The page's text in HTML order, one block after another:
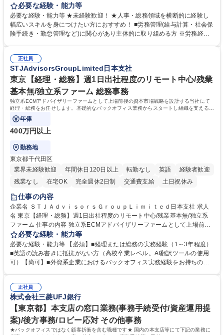
任せいたします。将来は総務・採用・教育業務へ守備範囲を広げ、組織運
営を支えるゼネラリストをめざせます。 ・初期業務：労働時間管理、給与
計算、社会保険対応、福利厚生管理、安全衛生、健康経営推進等をお任せ
します。ご経験に応じて、休職者管理など、幅広く経験を積んでいただき
幅広く経験を積みたい意欲がある方に最適な環境です。 募集職種 【総
務・人事】未経験歓迎/日立グループ/組織運営を支えるゼネラリストを目
指す
必要な経験・能力等
必要な経験・能力等 ★未経験歓迎！ ★人事・総務領域を横断的に経験し
幅広いスキルを身につけたい方におすすめ！ ■労務管理(給与計算・社会保
険手続き・勤怠管理など)に関心があり主体的に取り組める方 ※労務経験
のご経験 ■労務管理（給与計算・社会保険手続き・勤怠管理など）の経験
■衛生管理者の資格をお持ちの方 学歴・資格 学歴：大学院 大学 高専 短大
専修学校 高校 語学力： 資格：
正社員
STJAdvisorsGroupLimited日本支社
東京【経理・総務】週1日出社程度のリモート中心/残業
基本無/独立系ファーム 総務事務
独立系ECMアドバイザリーファームとして上場前後の資本市場戦略を設計する当社にて
経理・総務をお任せします。基礎的なバックオフィス業務からスタートし組織を支える専
任担当として広く活躍できる環境です。
年俸
400万円以上
勤務地
東京都千代田区
業界未経験歓迎
年間休日120日以上 転勤なし 英語
経験者歓迎
残業なし
在宅OK 完全週休2日制 交通費支給 土日祝休み
仕事の内容
企業名 ＳＴＪＡｄｖｉｓｏｒｓＧｒｏｕｐＬｉｍｉｔｅｄ日本支社 求人
名 東京【経理・総務】週1日出社程度のリモート中心/残業基本無/独立系
ファーム 仕事の内容 独立系ECMアドバイザリーファームとして上場前後
の資本市場戦略を設計する当社にて経理・総務をお任せします。基礎的な
バックオフィス業務からスタートし組織を支える専任担当として広く活躍
できる環境です。 ■日常経理、月次および年次決算サポート業務 ■本国
（グローバル）との英文メール対応（AI翻訳ツール等を使用しての対応で
業務をお任せします。残業も基本的には発生せず、ご自身のペースで業務
を進めやすく定着率の高い環境です。 募集職種 東京【経理・総務】週1日
出社程度のリモート中心/残業基本無/独立系ファーム
必要な経験・能力等
必要な経験・能力等 【必須】■経理または総務の実務経験（1～3年程度）
■英語の読み書きに抵抗がない方（高校卒業レベル。AI翻訳ツールの使用
可）【尚可】■外資系企業におけるバックオフィス実務経験をお持ちの方
【働き方について】現在は週4日程度の在宅勤務を実施しており、ワーク
ライフバランスを重視する方に最適な環境です（フルリモートも面接で相
談可）。【求める人物像】幅広いバックオフィス業務に柔軟に対応でき、
社内外と円滑にコミュニケーションを取りながら業務を推進できる方 学
歴・資格 学歴：大学院 大学 高専 短大 専修学校 高校 語学力： 資格：
正社員
株式会社三菱UFJ銀行
【東京都】本支店の窓口業務(事務手続受付/資産運用提
案)/後方事務/ロビー応対 その他事務
★バックオフィスではなく顧客折衝を含む職種です★ 国内の本支店等にて下記の業務に